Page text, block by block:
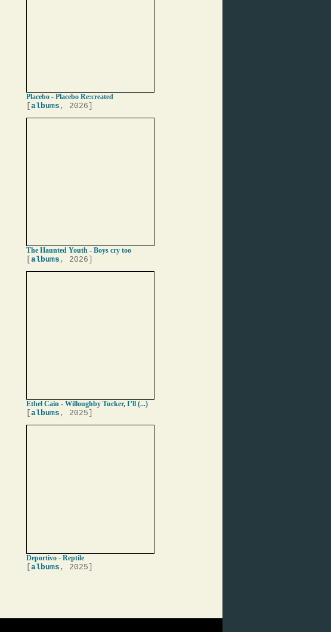
Placebo - Placebo Re:created
albums , 2026]
The Haunted Youth - Boys cry too
albums , 2026]
Ethel Cain - Willoughby Tucker, I’ll (...)
albums , 2025]
Deportivo - Reptile
albums , 2025]